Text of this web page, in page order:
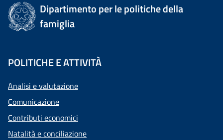
Dipartimento per le politiche della
famiglia
POLITICHE E ATTIVITÀ
Analisi e valutazione
Comunicazione
Contributi economici
Natalità e conciliazione